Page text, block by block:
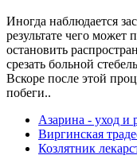
Иногда наблюдается
результате чего может
остановить
срезать больной
Вскоре после этой
побеги..
Азарина - уход и
Виргинская
Козлятник